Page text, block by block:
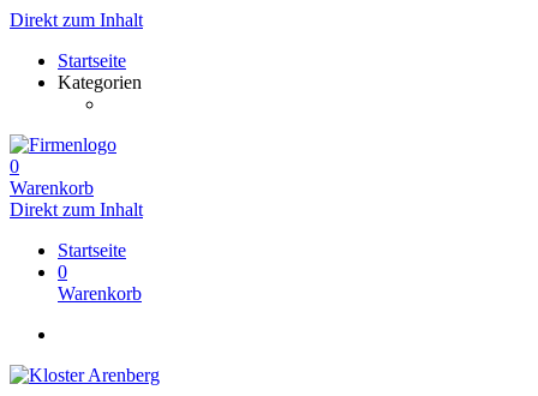
Direkt zum Inhalt
Startseite
Kategorien
0
Warenkorb
Direkt zum Inhalt
Startseite
0
Warenkorb